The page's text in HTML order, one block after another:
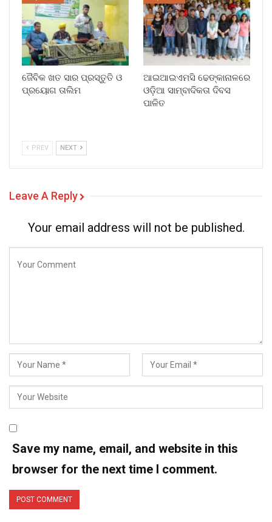
ଜୈବିକ ଖତ ସାର ପ୍ରସ୍ତୁତି ଓ
ପ୍ରୟୋଗ ତାଲିମ
ଆଇଆଇଏମସି ଢେଙ୍କାନାଳରେ
ଓଡ଼ିଆ ସାମ୍ବାଦିକତା ଦିବସ
ପାଳିତ
PREV NEXT
Leave A Reply
Your email address will not be published.
Save my name, email, and website in this
browser for the next time I comment.